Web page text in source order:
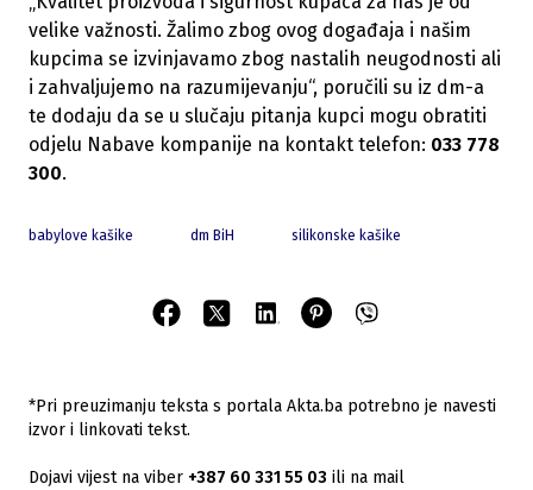
velike važnosti. Žalimo zbog ovog događaja i našim
kupcima se izvinjavamo zbog nastalih neugodnosti ali
i zahvaljujemo na razumijevanju“, poručili su iz dm-a
te dodaju da se u slučaju pitanja kupci mogu obratiti
odjelu Nabave kompanije na kontakt telefon: 033 778
300.
babylove kašike dm BiH silikonske kašike
*Pri preuzimanju teksta s portala Akta.ba potrebno je navesti
izvor i linkovati tekst.
Dojavi vijest na viber +387 60 331 55 03 ili na mail